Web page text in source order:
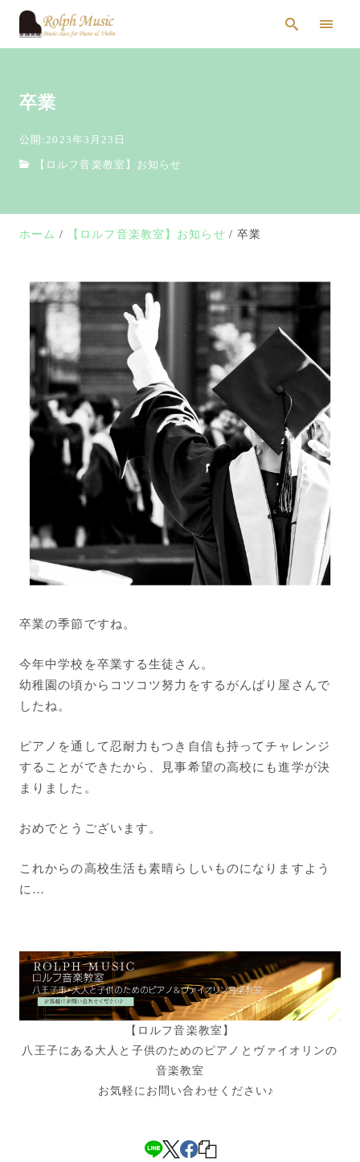
卒業
公開:2023年3月23日
【ロルフ音楽教室】お知らせ
ホーム 【ロルフ音楽教室】お知らせ 卒業
卒業の季節ですね。
今年中学校を卒業する生徒さん。
幼稚園の頃からコツコツ努力をするがんばり屋さんで
したね。
ピアノを通して忍耐力もつき自信も持ってチャレンジ
することができたから、見事希望の高校にも進学が決
まりました。
おめでとうございます。
これからの高校生活も素晴らしいものになりますよう
に…
【ロルフ音楽教室】
八王子にある大人と子供のためのピアノとヴァイオリンの
音楽教室
お気軽にお問い合わせください♪